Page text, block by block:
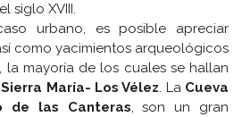
siglo XVIII.
urbano, es posible apreciar
como yacimientos arqueológicos
la mayoría de los cuales se hallan
María- Los Vélez. La Cueva
de las Canteras, son un gran